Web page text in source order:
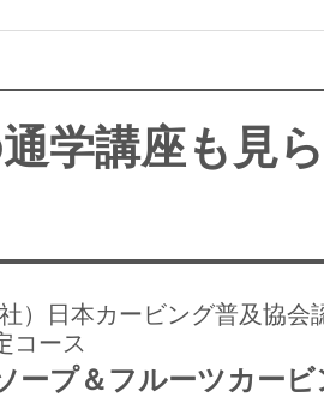
学講座も見
）日本カービング普及協会
コース
ープ＆フルーツカービ